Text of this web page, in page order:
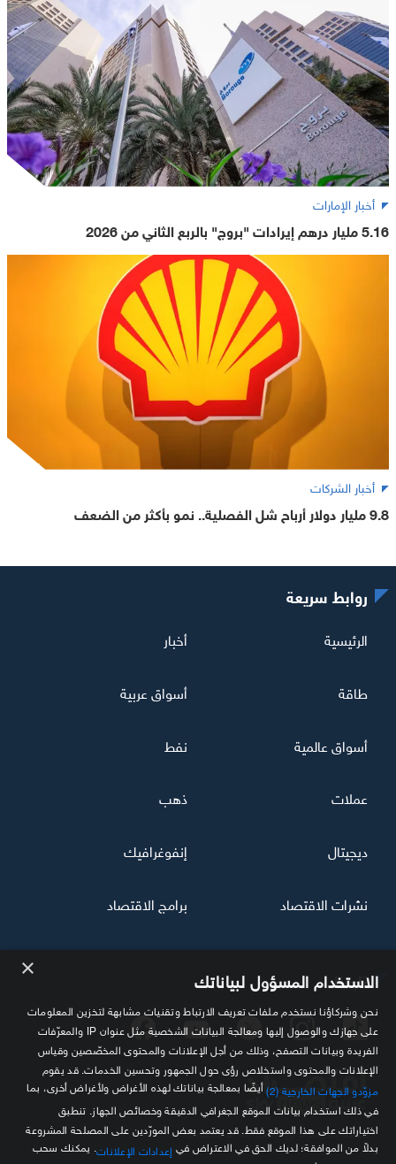
أخبار الإمارات
5.16 مليار درهم إيرادات "بروج" بالربع الثاني من 2026
أخبار الشركات
9.8 مليار دولار أرباح شل الفصلية.. نمو بأكثر من الضعف
تابعنا
مصدرك الموثوق للمعلومة الاقتصادية
روابط سريعة
الرئيسية أخبار
طاقة أسواق عربية
أسواق عالمية نفط
عملات ذهب
ديجيتال إنفوغرافيك
نشرات الاقتصاد برامج الاقتصاد
× الاستخدام المسؤول لبياناتك
نحن وشركاؤنا نستخدم ملفات تعريف الارتباط وتقنيات مشابهة لتخزين المعلومات
على جهازك والوصول إليها ومعالجة البيانات الشخصية مثل عنوان IP والمعرّفات
الفريدة وبيانات التصفح، وذلك من أجل الإعلانات والمحتوى المخصّصين وقياس
الإعلانات والمحتوى واستخلاص رؤى حول الجمهور وتحسين الخدمات. قد يقوم
مزوّدو الجهات الخارجية (2)
أيضًا بمعالجة بياناتك لهذه الأغراض ولأغراض أخرى، بما
في ذلك استخدام بيانات الموقع الجغرافي الدقيقة وخصائص الجهاز. تنطبق
اختياراتك على هذا الموقع فقط. قد يعتمد بعض المورّدين على المصلحة المشروعة
بدلاً من الموافقة؛ لديك الحق في الاعتراض في إعدادات الإعلانات . يمكنك سحب